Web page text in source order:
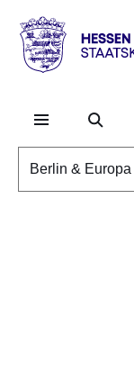
Hessen
Staatskanzlei
Berlin & Europa